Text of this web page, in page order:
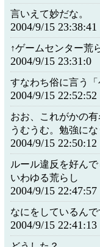
言いえて妙だな。
2004/9/15 23:38:41
↑ゲームセンター荒
2004/9/15 23:31:0
すなわち俗に言う「
2004/9/15 22:52:52
おお、これがかの
うむうむ。勉強にな
2004/9/15 22:50:12
ルール違反を好ん
いわゆる荒らし
2004/9/15 22:47:57
なにをしているんで
2004/9/15 22:41:13